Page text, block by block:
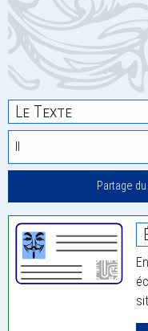
Le Texte
ll
Partage